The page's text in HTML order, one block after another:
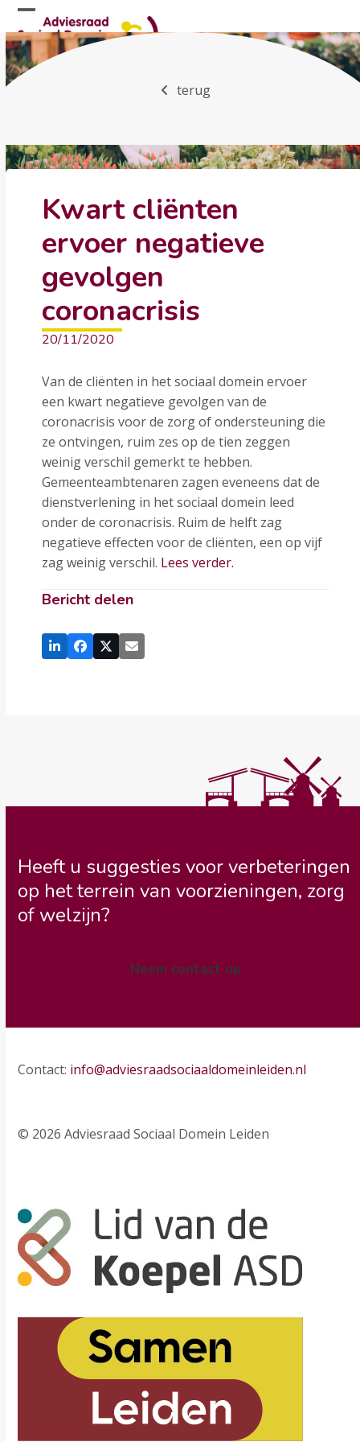
Skip
to
content
Open
mobile
menu
Close
mobile
menu
terug
Kwart cliënten
ervoer negatieve
gevolgen
coronacrisis
20/11/2020
Van de cliënten in het sociaal domein ervoer
een kwart negatieve gevolgen van de
coronacrisis voor de zorg of ondersteuning die
ze ontvingen, ruim zes op de tien zeggen
weinig verschil gemerkt te hebben.
Gemeenteambtenaren zagen eveneens dat de
dienstverlening in het sociaal domein leed
onder de coronacrisis. Ruim de helft zag
negatieve effecten voor de cliënten, een op vijf
zag weinig verschil. Lees verder.
Bericht delen
Heeft u suggesties voor verbeteringen
op het terrein van voorzieningen, zorg
of welzijn?
Neem contact op
Contact: info@adviesraadsociaaldomeinleiden.nl
© 2026 Adviesraad Sociaal Domein Leiden